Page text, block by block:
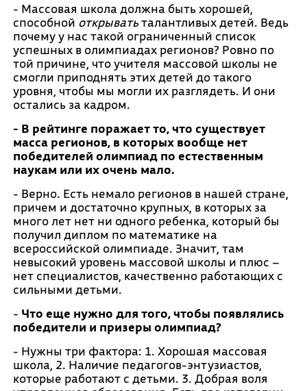
- Массовая школа должна быть хорошей,
способной открыватьталантливых детей. Ведь
почему у нас такой ограниченный список
успешных в олимпиадах регионов? Ровно по
той причине, что учителя массовой школы не
смогли приподнять этих детей до такого
уровня, чтобы мы могли их разглядеть. И они
остались за кадром.
- В рейтинге поражает то, что существует
масса регионов, в которых вообще нет
победителей олимпиад по естественным
наукам или их очень мало.
- Верно. Есть немало регионов в нашей стране,
причем и достаточно крупных, в которых за
много лет нет ни одного ребенка, который бы
получил диплом по математике на
всероссийской олимпиаде. Значит, там
невысокий уровень массовой школы и плюс –
нет специалистов, качественно работающих с
сильными детьми.
- Что еще нужно для того, чтобы появлялись
победители и призеры олимпиад?
- Нужны три фактора: 1. Хорошая массовая
школа, 2. Наличие педагогов-энтузиастов,
которые работают с детьми. 3. Добрая воля